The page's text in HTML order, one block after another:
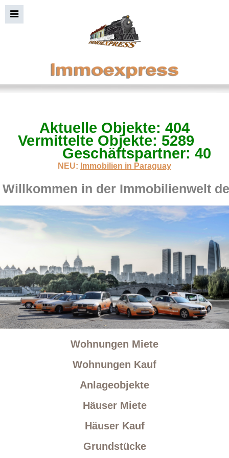
Immobiliensuche+Bild
Aktuelle Objekte: 404
Vermittelte Objekte: 5289
Geschäftspartner: 40
NEU: Immobilien in Paraguay
Willkommen in der Immobilienwelt
Wohnungen Miete
Wohnungen Kauf
Anlageobjekte
Häuser Miete
Häuser Kauf
Grundstücke